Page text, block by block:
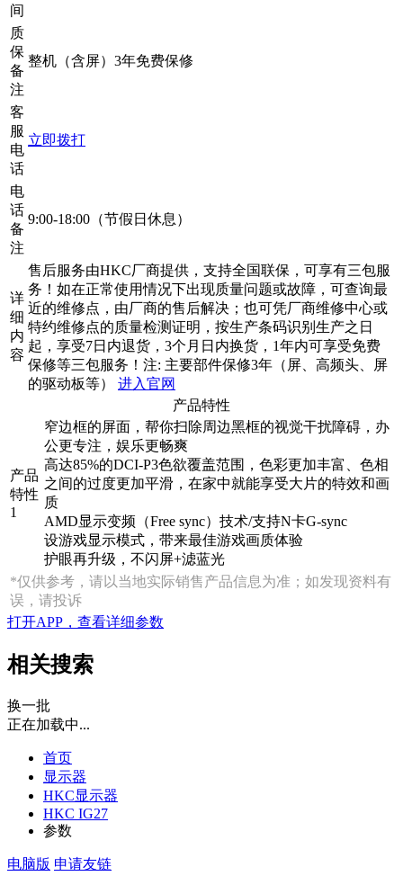
间
质
保
备
注
整机（含屏）3年免费保修
客
服
电
话
立即拨打
电
话
备
注
9:00-18:00（节假日休息）
详
细
内
容
售后服务由HKC厂商提供，支持全国联保，可享有三包服
务！如在正常使用情况下出现质量问题或故障，可查询最
近的维修点，由厂商的售后解决；也可凭厂商维修中心或
特约维修点的质量检测证明，按生产条码识别生产之日
起，享受7日内退货，3个月日内换货，1年内可享受免费
保修等三包服务！注: 主要部件保修3年（屏、高频头、屏
的驱动板等） 进入官网
产品特性
产品
特性
1
窄边框的屏面，帮你扫除周边黑框的视觉干扰障碍，办
公更专注，娱乐更畅爽
高达85%的DCI-P3色欲覆盖范围，色彩更加丰富、色相
之间的过度更加平滑，在家中就能享受大片的特效和画
质
AMD显示变频（Free sync）技术/支持N卡G-sync
设游戏显示模式，带来最佳游戏画质体验
护眼再升级，不闪屏+滤蓝光
*仅供参考，请以当地实际销售产品信息为准；如发现资料有
误，请投诉
打开APP，查看详细参数
相关搜索
换一批
正在加载中...
首页
显示器
HKC显示器
HKC IG27
参数
电脑版 申请友链